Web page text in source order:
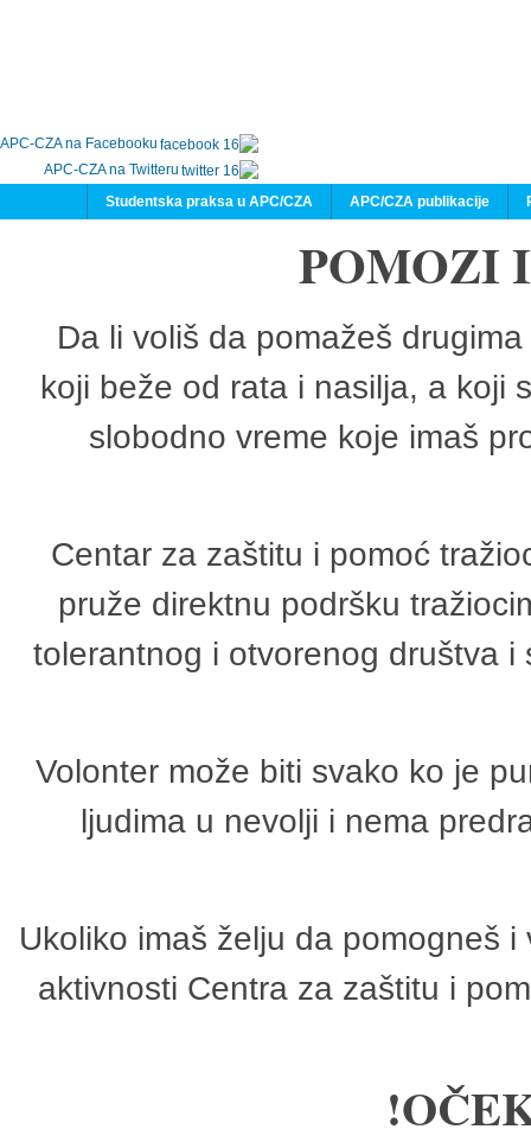
APC-CZA na Facebooku
APC-CZA na Twitteru
APC/CZA publikacije
Studentska praksa u APC/CZA
POMOZI
Da li voliš da pomažeš
koji beže od rata i nasilja, a koji
slobodno vreme koje imaš
Centar za zaštitu i pomoć
pruže direktnu podršku
tolerantnog i otvorenog društva
Volonter može biti svako ko je
ljudima u nevolji i nema
Ukoliko imaš želju da pomogneš
aktivnosti Centra za zaštitu i